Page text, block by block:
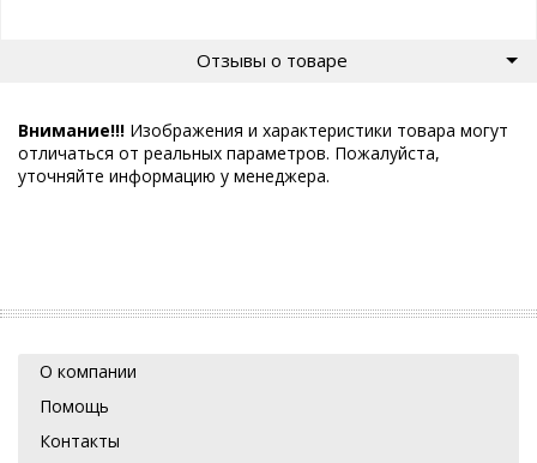
Отзывы о товаре
Внимание!!! Изображения и характеристики товара могут
отличаться от реальных параметров. Пожалуйста,
уточняйте информацию у менеджера.
О компании
Помощь
Контакты